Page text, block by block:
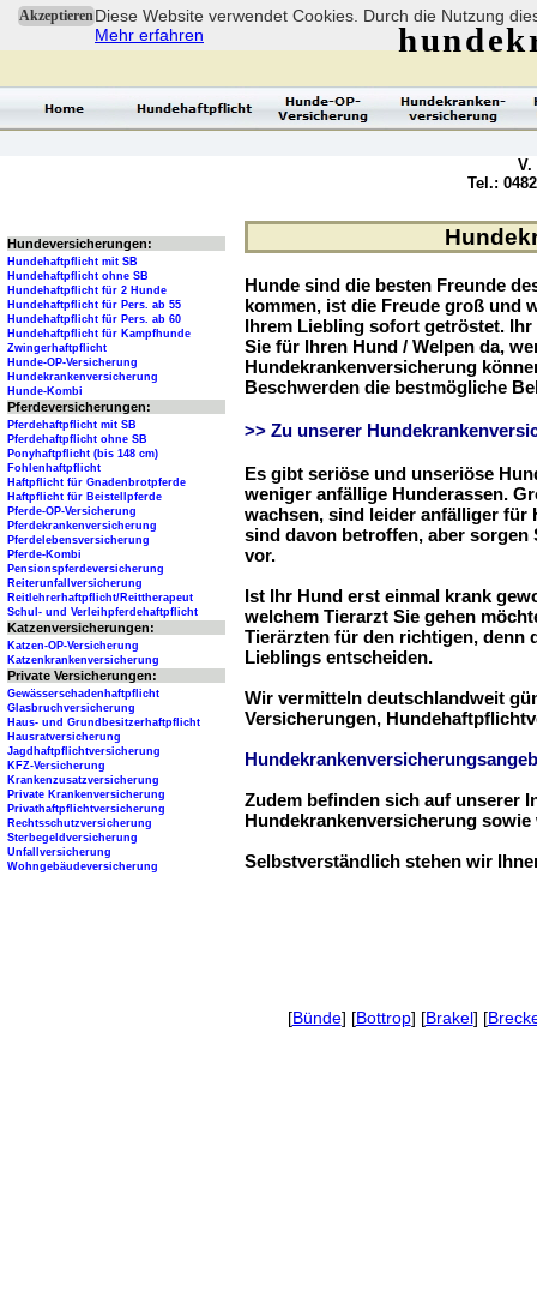
AkzeptierenDiese Website verwendet Cookies. Durch die Nutzung
Mehr erfahren
Hunde sind die besten Freunde
kommen, ist die Freude groß und
Ihrem Liebling sofort getröstet.
Sie für Ihren Hund / Welpen da,
Hundekrankenversicherung
Beschwerden die bestmögliche
>> Zu unserer
Es gibt seriöse und unseriöse
weniger anfällige Hunderassen.
wachsen, sind leider anfälliger für
sind davon betroffen, aber sorgen
vor.
Ist Ihr Hund erst einmal krank
welchem Tierarzt Sie gehen
Tierärzten für den richtigen, denn
Lieblings entscheiden.
Wir vermitteln deutschlandweit
Versicherungen,
Zudem befinden sich auf unserer
Hundekrankenversicherung
Selbstverständlich stehen wir
Hundeversicherungen:
Hundehaftpflicht mit SB
Hundehaftpflicht ohne SB
Hundehaftpflicht für 2 Hunde
Hundehaftpflicht für Pers. ab 55
Hundehaftpflicht für Pers. ab 60
Hundehaftpflicht für Kampfhunde
Zwingerhaftpflicht
Hunde-OP-Versicherung
Hundekrankenversicherung
Hunde-Kombi
Pferdeversicherungen:
Pferdehaftpflicht mit SB
Pferdehaftpflicht ohne SB
Ponyhaftpflicht (bis 148 cm)
Fohlenhaftpflicht
Haftpflicht für Gnadenbrotpferde
Haftpflicht für Beistellpferde
Pferde-OP-Versicherung
Pferdekrankenversicherung
Pferdelebensversicherung
Pferde-Kombi
Pensionspferdeversicherung
Reiterunfallversicherung
Reitlehrerhaftpflicht/Reittherapeut
Schul- und Verleihpferdehaftpflicht
Katzenversicherungen:
Katzen-OP-Versicherung
Katzenkrankenversicherung
Private Versicherungen:
Gewässerschadenhaftpflicht
Glasbruchversicherung
Haus- und Grundbesitzerhaftpflicht
Hausratversicherung
Jagdhaftpflichtversicherung
KFZ-Versicherung
Krankenzusatzversicherung
Private Krankenversicherung
Privathaftpflichtversicherung
Rechtsschutzversicherung
Sterbegeldversicherung
Unfallversicherung
Wohngebäudeversicherung
V.
Tel.:
[Bünde] [Bottrop] [Brakel] [